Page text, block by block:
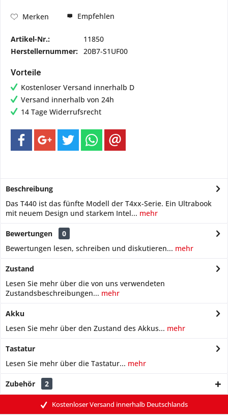
Merken Empfehlen
Artikel-Nr.:
11850
Herstellernummer: 20B7-S1UF00
Vorteile
Kostenloser Versand innerhalb D
Versand innerhalb von 24h
14 Tage Widerrufsrecht
Beschreibung
Das T440 ist das fünfte Modell der T4xx-Serie. Ein Ultrabook
mit neuem Design und starkem Intel... mehr
Bewertungen
0
Bewertungen lesen, schreiben und diskutieren... mehr
Zustand
Lesen Sie mehr über die von uns verwendeten
Zustandsbeschreibungen... mehr
Akku
Lesen Sie mehr über den Zustand des Akkus... mehr
Tastatur
Lesen Sie mehr über die Tastatur... mehr
Zubehör 2
Kostenloser Versand innerhalb Deutschlands